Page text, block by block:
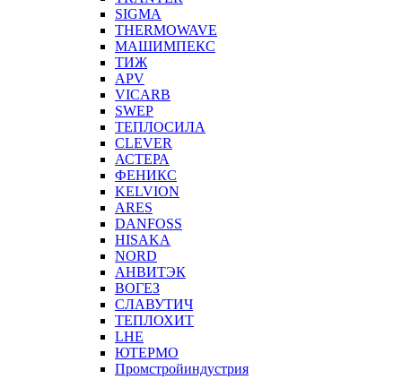
SIGMA
THERMOWAVE
МАШИМПЕКС
ТИЖ
APV
VICARB
SWEP
ТЕПЛОСИЛА
CLEVER
АСТЕРА
ФЕНИКС
KELVION
ARES
DANFOSS
HISAKA
NORD
АНВИТЭК
ВОГЕЗ
СЛАВУТИЧ
ТЕПЛОХИТ
LHE
ЮТЕРМО
Промстройиндустрия